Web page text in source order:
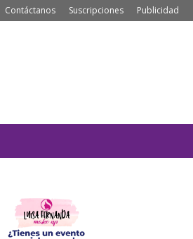
Contáctanos Suscripciones Publicidad